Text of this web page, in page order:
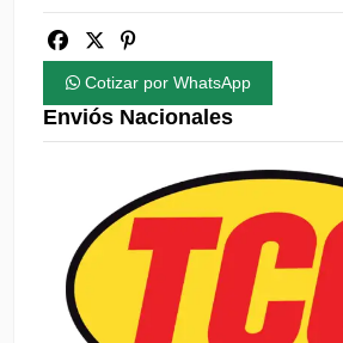
Cotizar por WhatsApp
Enviós Nacionales